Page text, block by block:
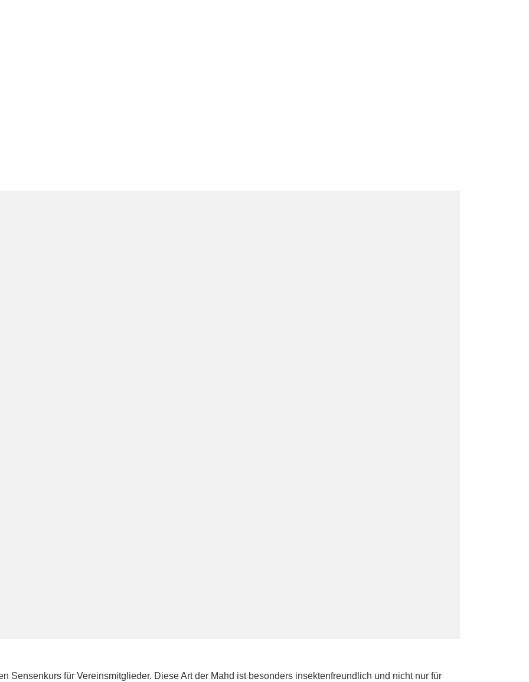
Sensenkurs für Vereinsmitglieder. Diese Art der Mahd ist besonders insektenfreundlich und nicht nur für